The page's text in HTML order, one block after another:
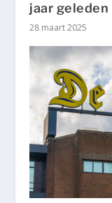
jaar
28 maart 2025